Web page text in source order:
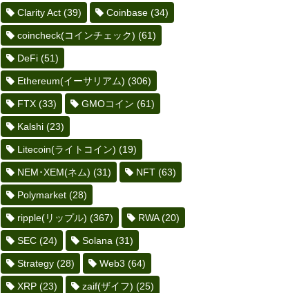
Clarity Act (39) Coinbase (34)
coincheck(コインチェック) (61)
DeFi (51)
Ethereum(イーサリアム) (306)
FTX (33) GMOコイン (61)
Kalshi (23)
Litecoin(ライトコイン) (19)
NEM･XEM(ネム) (31) NFT (63)
Polymarket (28)
ripple(リップル) (367) RWA(20)
SEC (24) Solana (31)
Strategy (28) Web3 (64)
XRP (23) zaif(ザイフ) (25)